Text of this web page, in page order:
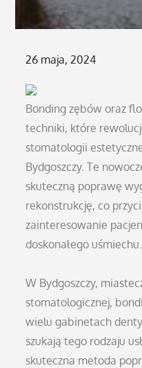
Posted
26 maja, 2024
Bonding zębów oraz
techniki, które
stomatologii
Bydgoszczy. Te
skuteczną poprawę
rekonstrukcję, co
zainteresowanie
doskonałego uśmiechu.
W Bydgoszczy,
stomatologicznej,
wielu gabinetach
szukają tego rodzaju
skuteczna metoda